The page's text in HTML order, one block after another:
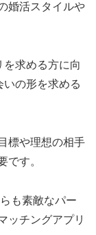
婚活スタイルや
を求める方に向
いの形を求める
標や理想の相手
です。
も素敵なパー
ッチングアプリ